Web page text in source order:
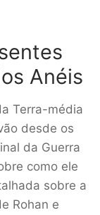
Anéis
Terra-média
desde os
da Guerra
como ele
sobre a
Rohan e